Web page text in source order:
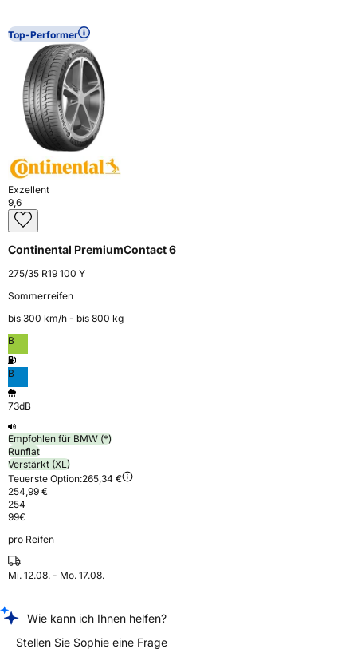
Top-Performer
Exzellent
9,6
Continental PremiumContact 6
275/35 R19 100 Y
Sommerreifen
bis 300 km⁠/⁠h - bis 800 kg
B
B
73dB
Empfohlen für BMW (*)
Runflat
Verstärkt (XL)
Teuerste Option:265,34 €
254,99 €
254
99€
pro Reifen
Mi. 12.08. - Mo. 17.08.
Wie kann ich Ihnen helfen?
Stellen Sie Sophie eine Frage